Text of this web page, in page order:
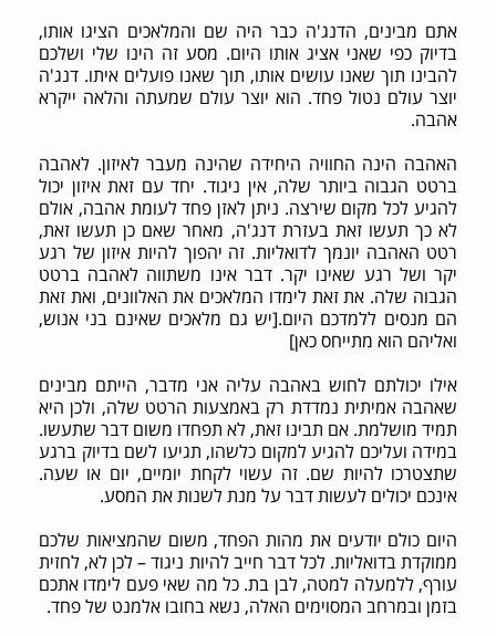
אתם מבינים, הדנג'ה כבר היה שם והמלאכים הציגו אותו,
בדיוק כפי שאני אציג אותו היום. מסע זה הינו שלי ושלכם
להבינו תוך שאנו עושים אותו, תוך שאנו פועלים איתו. דנג'ה
יוצר עולם נטול פחד. הוא יוצר עולם שמעתה והלאה ייקרא
אהבה.
האהבה הינה החוויה היחידה שהינה מעבר לאיזון. לאהבה
ברטט הגבוה ביותר שלה, אין ניגוד. יחד עם זאת איזון יכול
להגיע לכל מקום שירצה. ניתן לאזן פחד לעומת אהבה, אולם
לא כך תעשו זאת בעזרת דנג'ה, מאחר שאם כן תעשו זאת,
רטט האהבה יונמך לדואליות. זה יהפוך להיות איזון של רגע
יקר ושל רגע שאינו יקר. דבר אינו משתווה לאהבה ברטט
הגבוה שלה. את זאת לימדו המלאכים את האלוונים, ואת זאת
הם מנסים ללמדכם היום.[יש גם מלאכים שאינם בני אנוש,
ואליהם הוא מתייחס כאן]
אילו יכולתם לחוש באהבה עליה אני מדבר, הייתם מבינים
שאהבה אמיתית נמדדת רק באמצעות הרטט שלה, ולכן היא
תמיד מושלמת. אם תבינו זאת, לא תפחדו משום דבר שתעשו.
במידה ועליכם להגיע למקום כלשהו, תגיעו לשם בדיוק ברגע
שתצטרכו להיות שם. זה עשוי לקחת יומיים, יום או שעה.
אינכם יכולים לעשות דבר על מנת לשנות את המסע.
היום כולם יודעים את מהות הפחד, משום שהמציאות שלכם
ממוקדת בדואליות. לכל דבר חייב להיות ניגוד – לכן לא, לחזית
עורף, ללמעלה למטה, לבן בת. כל מה שאי פעם לימדו אתכם
בזמן ובמרחב המסוימים האלה, נשא בחובו אלמנט של פחד.